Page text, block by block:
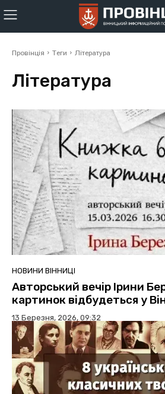
Провінція Теги Література
Література
НОВИНИ ВІННИЦІ
Авторський вечір Ірини
картинок відбудеться у
13 Березня, 2026, 09:32